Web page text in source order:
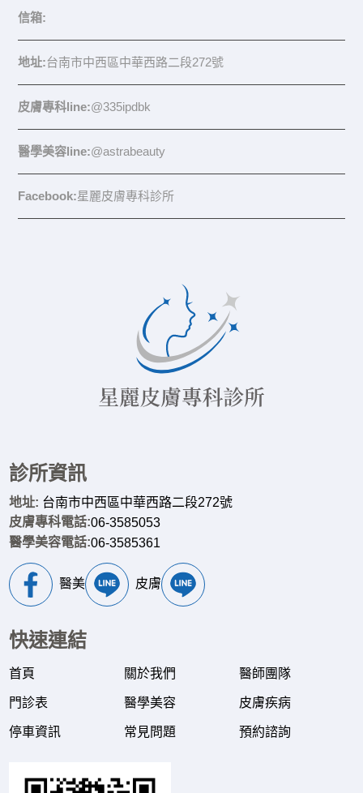
信箱:
地址:台南市中西區中華西路二段272號
皮膚專科line:@335ipdbk
醫學美容line:@astrabeauty
Facebook:星麗皮膚專科診所
診所資訊
地址: 台南市中西區中華西路二段272號
皮膚專科電話:06-3585053
醫學美容電話:06-3585361
醫美 皮膚
快速連結
首頁 關於我們 醫師團隊
門診表 醫學美容 皮膚疾病
停車資訊 常見問題 預約諮詢